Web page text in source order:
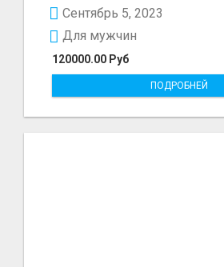
Сентябрь 5, 2023
120000.00 Руб
Для мужчин
ПОДРОБНЕЙ